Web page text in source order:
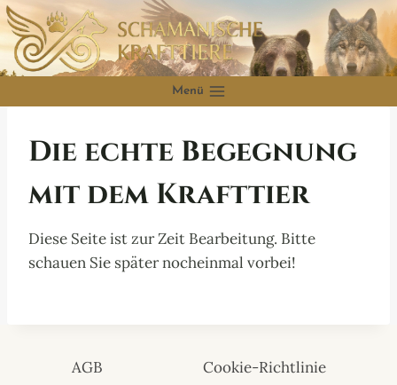
Zum
Inhalt
springen
Menü
Die echte Begegnung
mit dem Krafttier
Diese Seite ist zur Zeit Bearbeitung. Bitte
schauen Sie später nocheinmal vorbei!
AGB
Cookie-Richtlinie